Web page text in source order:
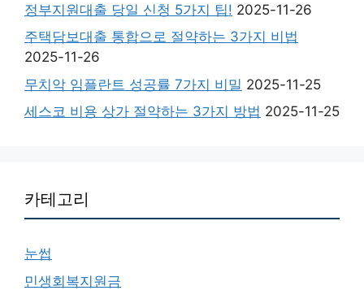
정부지원대출 당일 신청 5가지 팁! 2025-11-26
주택담보대출 통합으로 절약하는 3가지 비법
2025-11-26
무치악 임플란트 성공률 7가지 비밀 2025-11-25
세스코 비용 상가 절약하는 3가지 방법 2025-11-25
카테고리
눈썹
민생회복지원금